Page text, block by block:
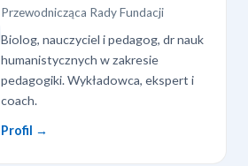
Przewodnicząca Rady Fundacji
Biolog, nauczyciel i pedagog, dr nauk
humanistycznych w zakresie
pedagogiki. Wykładowca, ekspert i
coach.
Profil →